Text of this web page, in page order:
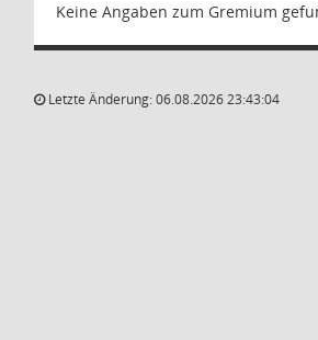
Keine Angaben zum Gremium
Letzte Änderung: 06.08.2026 23:43:04